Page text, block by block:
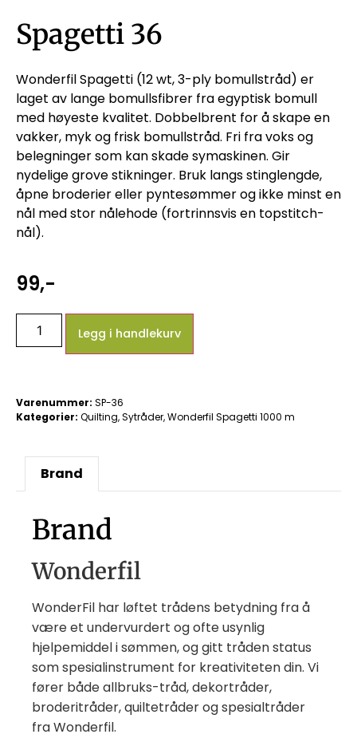
Spagetti 36
Wonderfil Spagetti (12 wt, 3-ply bomullstråd) er
laget av lange bomullsfibrer fra egyptisk bomull
med høyeste kvalitet. Dobbelbrent for å skape en
vakker, myk og frisk bomullstråd. Fri fra voks og
belegninger som kan skade symaskinen. Gir
nydelige grove stikninger. Bruk langs stinglengde,
åpne broderier eller pyntesømmer og ikke minst en
nål med stor nålehode (fortrinnsvis en topstitch-
nål).
99,-
Legg i handlekurv
Varenummer: SP-36
Kategorier: Quilting,Sytråder,Wonderfil Spagetti 1000 m
Brand
Brand
Wonderfil
WonderFil har løftet trådens betydning fra å
være et undervurdert og ofte usynlig
hjelpemiddel i sømmen, og gitt tråden status
som spesialinstrument for kreativiteten din. Vi
fører både allbruks-tråd, dekortråder,
broderitråder, quiltetråder og spesialtråder
fra Wonderfil.